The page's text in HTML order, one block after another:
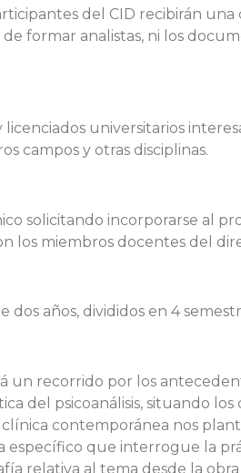
del CID recibirán
formar analistas, ni los
universitarios
campos y otras disciplinas.
solicitando incorporarse al
los miembros docentes del
años, divididos en 4
un recorrido por los
del psicoanálisis, situando
contemporánea nos
específico que interrogue la
relativa al tema desde la